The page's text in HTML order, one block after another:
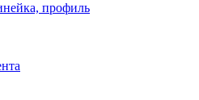
профиль